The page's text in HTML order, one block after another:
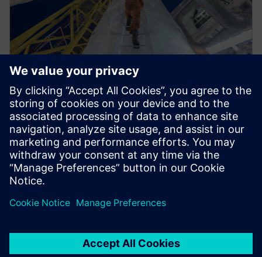
EBOOK
에너지 시스템 운영을 위한 IoT 에
너지 관리 솔루션
에너지 비즈니스는 불안정한 시장, 탈탄소화 및 지정
학적 격변으로 인한 혼란에 직면해 있습니다.